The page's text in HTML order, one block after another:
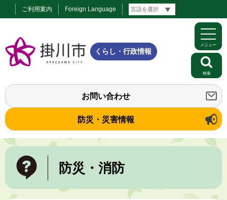
ご利用案内 Foreign Language
くらし・行政情報
お問い合わせ
防災・災害情報
メニュー
検索
防災・消防